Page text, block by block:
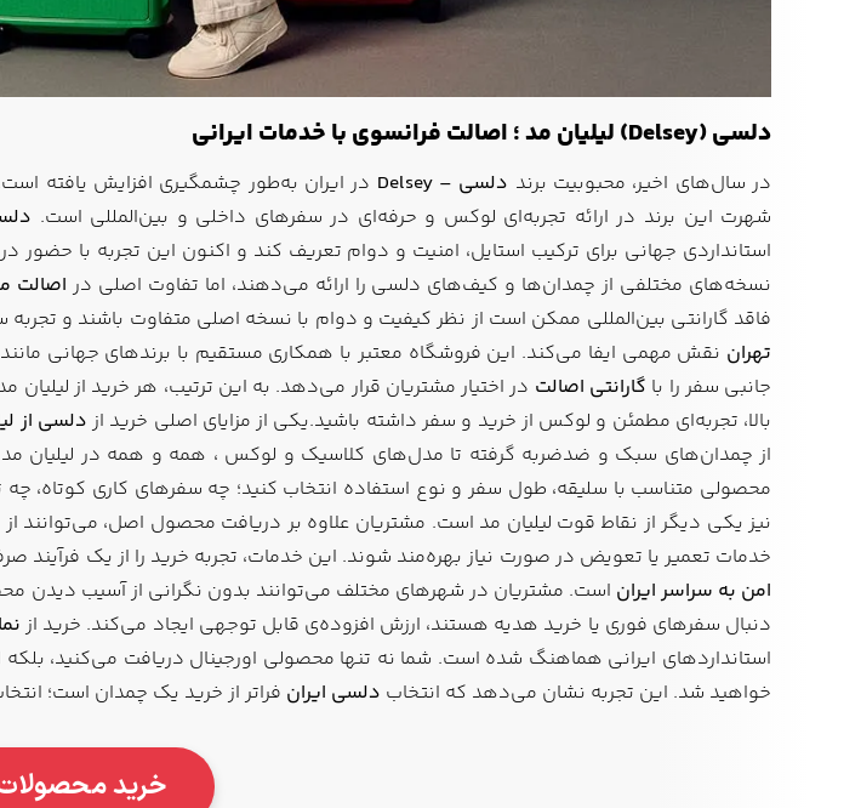
دلسی (Delsey) لیلیان مد ؛ اصالت فرانسوی با خدمات ایرانی
در سال‌های اخیر، محبوبیت برند دلسی – Delsey
در ایران به‌طور چشمگیری افزایش یافته
شهرت این برند در ارائه تجربه‌ای لوکس و حرفه‌ای در سفرهای داخلی و بین‌المللی است.
استانداردی جهانی برای ترکیب استایل، امنیت و دوام تعریف کند و اکنون این تجربه با حضور
نسخه‌های مختلفی از چمدان‌ها و کیف‌های دلسی را ارائه می‌دهند، اما تفاوت اصلی در اصالت
فاقد گارانتی بین‌المللی ممکن است از نظر کیفیت و دوام با نسخه اصلی متفاوت باشند و تجربه
تهران نقش مهمی ایفا می‌کند. این فروشگاه معتبر با همکاری مستقیم با برندهای جهانی مانند
جانبی سفر را با گارانتی اصالت در اختیار مشتریان قرار می‌دهد. به این ترتیب، هر خرید از
بالا، تجربه‌ای مطمئن و لوکس از خرید و سفر داشته باشید.یکی از مزایای اصلی خرید از دلسی از
از چمدان‌های سبک و ضدضربه گرفته تا مدل‌های کلاسیک و لوکس ، همه و همه در لیلیان
محصولی متناسب با سلیقه، طول سفر و نوع استفاده انتخاب کنید؛ چه سفرهای کاری کوتاه، چه
نیز یکی دیگر از نقاط قوت لیلیان مد است. مشتریان علاوه بر دریافت محصول اصل،
خدمات تعمیر یا تعویض در صورت نیاز بهره‌مند شوند. این خدمات، تجربه خرید را از یک فرآیند
امن به سراسر ایران است. مشتریان در شهرهای مختلف می‌توانند بدون نگرانی از آسیب دیدن
دنبال سفرهای فوری یا خرید هدیه هستند، ارزش افزوده‌ی قابل توجهی ایجاد می‌کند. خرید از
استانداردهای ایرانی هماهنگ شده است. شما نه تنها محصولی اورجینال دریافت می‌کنید،
خواهید شد. این تجربه نشان می‌دهد که انتخاب دلسی ایران فراتر از خرید یک چمدان است؛
خرید